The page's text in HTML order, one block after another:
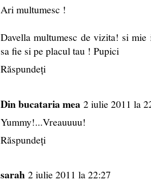
Ari multumesc !
Davella multumesc de vizita! si
sa fie si pe placul tau ! Pupici
Răspundeți
Din bucataria mea 2 iulie 2011 la
Yummy!...Vreauuuu!
Răspundeți
sarah 2 iulie 2011 la 22:27